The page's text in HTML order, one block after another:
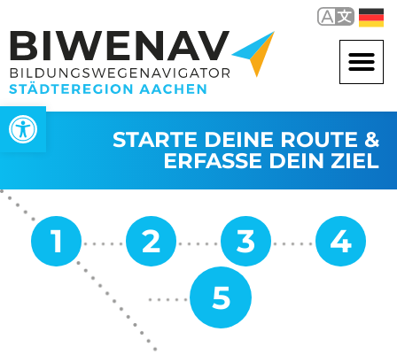
Werkzeugleiste öffnen
STARTE DEINE ROUTE &
ERFASSE DEIN ZIEL